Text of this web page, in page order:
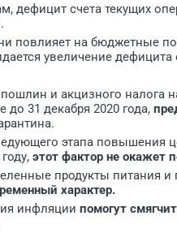
дефицит счета текущих
повлияет на бюджетные
увеличение
и акцизного налога
до 31 декабря 2020 года,
этапа повышения
этот фактор не окажет
продукты питания
характер.
инфляции помогут